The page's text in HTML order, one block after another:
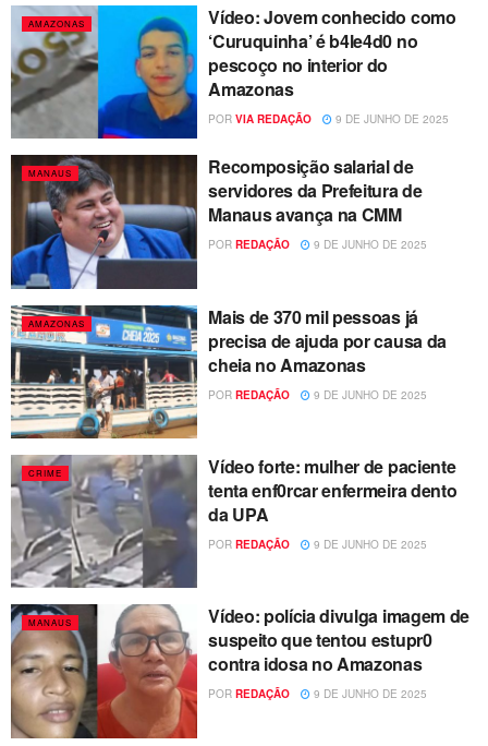
AMAZONAS
Vídeo: Jovem conhecido como
‘Curuquinha’ é b4le4d0 no
pescoço no interior do
Amazonas
POR VIA REDAÇÃO 9 DE JUNHO DE 2025
MANAUS
Recomposição salarial de
servidores da Prefeitura de
Manaus avança na CMM
POR REDAÇÃO 9 DE JUNHO DE 2025
AMAZONAS
Mais de 370 mil pessoas já
precisa de ajuda por causa da
cheia no Amazonas
POR REDAÇÃO 9 DE JUNHO DE 2025
CRIME
Vídeo forte: mulher de paciente
tenta enf0rcar enfermeira dento
da UPA
POR REDAÇÃO 9 DE JUNHO DE 2025
MANAUS
Vídeo: polícia divulga imagem de
suspeito que tentou estupr0
contra idosa no Amazonas
POR REDAÇÃO 9 DE JUNHO DE 2025